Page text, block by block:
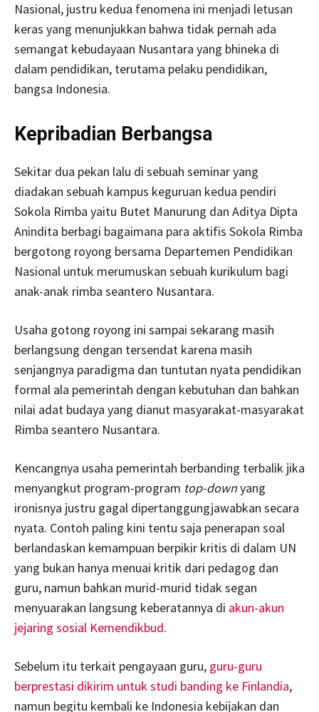
Nasional, justru kedua fenomena ini menjadi letusan
keras yang menunjukkan bahwa tidak pernah ada
semangat kebudayaan Nusantara yang bhineka di
dalam pendidikan, terutama pelaku pendidikan,
bangsa Indonesia.
Kepribadian Berbangsa
Sekitar dua pekan lalu di sebuah seminar yang
diadakan sebuah kampus keguruan kedua pendiri
Sokola Rimba yaitu Butet Manurung dan Aditya Dipta
Anindita berbagi bagaimana para aktifis Sokola Rimba
bergotong royong bersama Departemen Pendidikan
Nasional untuk merumuskan sebuah kurikulum bagi
anak-anak rimba seantero Nusantara.
Usaha gotong royong ini sampai sekarang masih
berlangsung dengan tersendat karena masih
senjangnya paradigma dan tuntutan nyata pendidikan
formal ala pemerintah dengan kebutuhan dan bahkan
nilai adat budaya yang dianut masyarakat-masyarakat
Rimba seantero Nusantara.
Kencangnya usaha pemerintah berbanding terbalik jika
menyangkut program-program top-downyang
ironisnya justru gagal dipertanggungjawabkan secara
nyata. Contoh paling kini tentu saja penerapan soal
berlandaskan kemampuan berpikir kritis di dalam UN
yang bukan hanya menuai kritik dari pedagog dan
guru, namun bahkan murid-murid tidak segan
menyuarakan langsung keberatannya di akun-akun
jejaring sosial Kemendikbud.
Sebelum itu terkait pengayaan guru, guru-guru
berprestasi dikirim untuk studi banding ke Finlandia,
namun begitu kembali ke Indonesia kebijakan dan